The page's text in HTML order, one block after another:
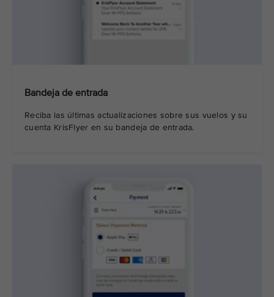
Bandeja de entrada
Reciba las últimas actualizaciones sobre sus vuelos y su
cuenta KrisFlyer en su bandeja de entrada.